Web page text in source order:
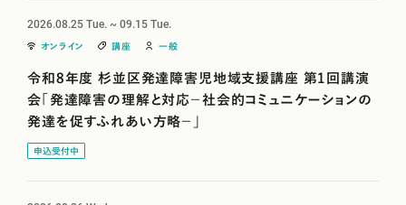
2026.08.25Tue. ~09.15Tue.
オンライン 講座 一般
令和8年度 杉並区発達障害児地域支援講座 第1回講演
会「発達障害の理解と対応－社会的コミュニケーションの
発達を促すふれあい方略－」